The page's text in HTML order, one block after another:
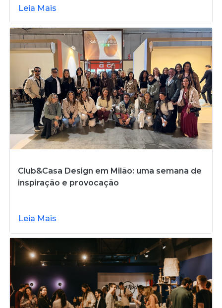
Leia Mais
Club&Casa Design em Milão: uma semana de
inspiração e provocação
Leia Mais